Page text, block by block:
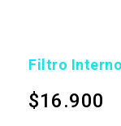
Filtro
$16.900